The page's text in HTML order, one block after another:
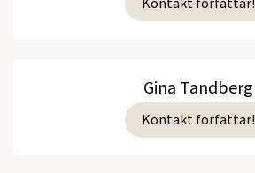
Gina Tandberg
Kontakt forfattar!